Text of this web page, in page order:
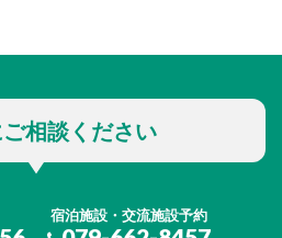
相談ください
宿泊施設・交流施設予約